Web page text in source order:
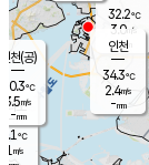
의도
℃
m/s
32.2℃
3.0m/s
-mm
인천(공)
30.3℃
3.5m/s
-mm
인천
34.3℃
2.4m/s
-mm